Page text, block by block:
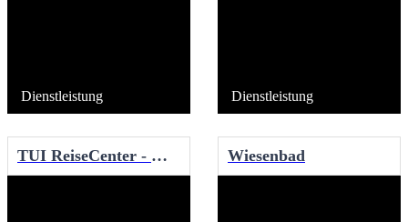
Dienstleistung Dienstleistung
TUI ReiseCenter - Wend Urlaubsreisen GmbH Wiesenbad